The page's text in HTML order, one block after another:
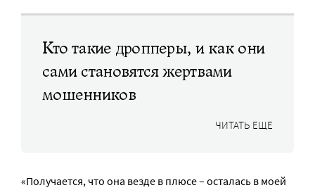
Кто такие дропперы, и как они
сами становятся жертвами
мошенников
ЧИТАТЬ ЕЩЕ
«Получается, что она везде в плюсе – осталась в моей